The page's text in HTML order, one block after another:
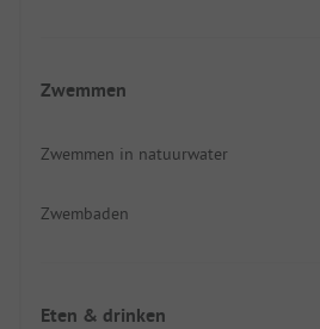
Zwemmen
Zwemmen in natuurwater
Zwembaden
Eten & drinken